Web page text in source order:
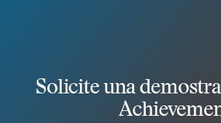
Solicite una